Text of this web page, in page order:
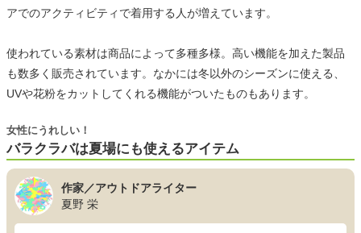
アでのアクティビティで着用する人が増えています。
使われている素材は商品によって多種多様。高い機能を加えた製品
も数多く販売されています。なかには冬以外のシーズンに使える、
UVや花粉をカットしてくれる機能がついたものもあります。
バラクラバは夏場にも使えるアイテム
女性にうれしい！
作家／アウトドアライター
夏野 栄